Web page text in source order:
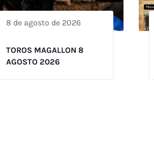
8 de agosto de 2026
TOROS MAGALLON 8
AGOSTO 2026